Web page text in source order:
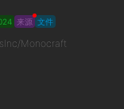
来源 文件
Monocraft